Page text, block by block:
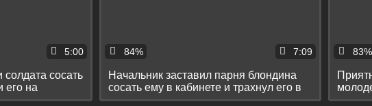
5:00
солдата сосать
его на
84% 7:09
Начальник заставил парня блондина
сосать ему в кабинете и трахнул его в
рот
83%